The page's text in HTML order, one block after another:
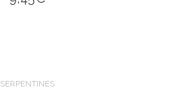
SERPENTINES